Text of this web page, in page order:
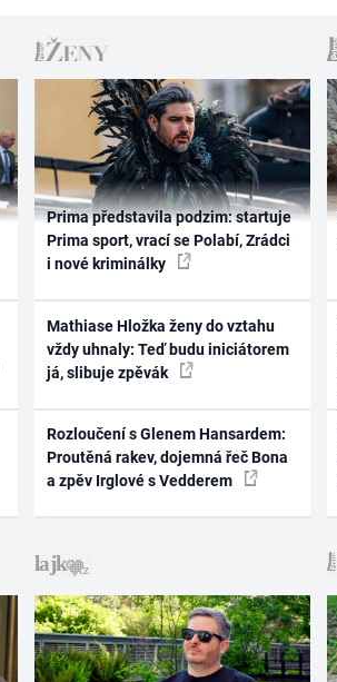
Prima představila podzim: startuje
Prima sport, vrací se Polabí, Zrádci
i nové kriminálky
Mathiase Hložka ženy do vztahu
vždy uhnaly: Teď budu iniciátorem
já, slibuje zpěvák
Rozloučení s Glenem Hansardem:
Proutěná rakev, dojemná řeč Bona
a zpěv Irglové s Vedderem